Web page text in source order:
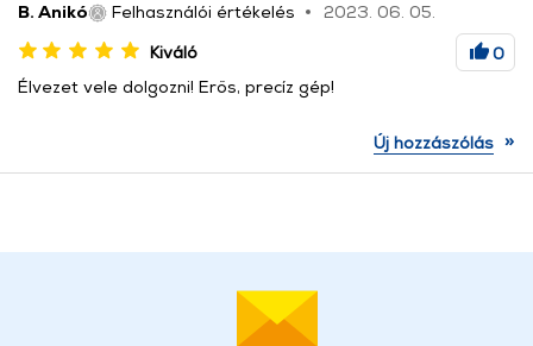
B. Anikó Felhasználói értékelés
2023. 06. 05.
Kiváló
0
Élvezet vele dolgozni! Erős, precíz gép!
Új hozzászólás »